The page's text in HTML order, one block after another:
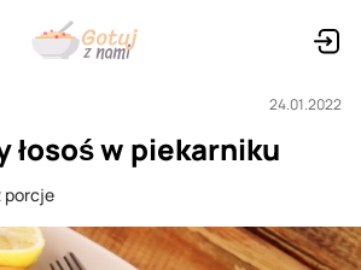
24.01.2022
w piekarniku
porcje